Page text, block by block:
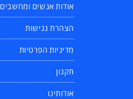
אודות אנשים ומחשבים
הצהרת נגישות
מדיניות הפרטיות
תקנון
אודותינו